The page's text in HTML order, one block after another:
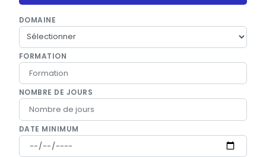
DOMAINE
FORMATION
NOMBRE DE JOURS
DATE MINIMUM